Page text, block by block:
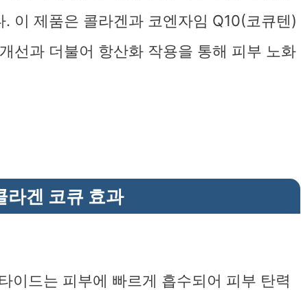
이 제품은 콜라겐과 코엔자임 Q10(코큐텐)
선과 더불어 항산화 작용을 통해 피부 노화
라겐 코큐 효과
이드는 피부에 빠르게 흡수되어 피부 탄력
바로가기